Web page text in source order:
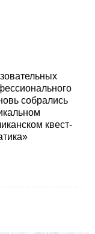
собрались
квест-